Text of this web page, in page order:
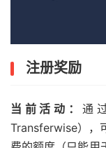
注册奖励
当前活动：通
Transferwise），